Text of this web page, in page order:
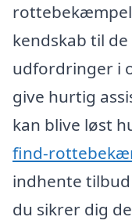
kendskab til
udfordringer i
give hurtig
kan blive løst
find-
indhente
du sikrer dig